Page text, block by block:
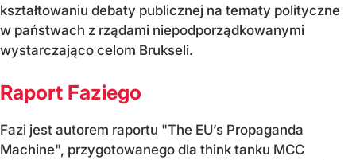
kształtowaniu debaty publicznej na tematy polityczne
w państwach z rządami niepodporządkowanymi
wystarczająco celom Brukseli.
Raport Faziego
Fazi jest autorem raportu "The EU’s Propaganda
Machine", przygotowanego dla think tanku MCC